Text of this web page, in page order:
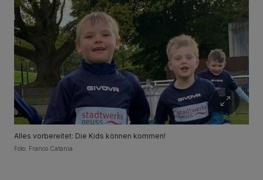
Alles vorbereitet: Die Kids können kommen!
Foto: Franco Catania